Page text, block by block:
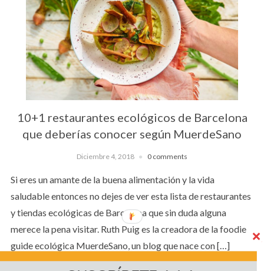
10+1 restaurantes ecológicos de Barcelona
que deberías conocer según MuerdeSano
Diciembre 4, 2018 0 comments
Si eres un amante de la buena alimentación y la vida
saludable entonces no dejes de ver esta lista de restaurantes
y tiendas ecológicas de Barcelona que sin duda alguna
merece la pena visitar. Ruth Puig es la creadora de la foodie
guide ecológica MuerdeSano, un blog que nace con […]